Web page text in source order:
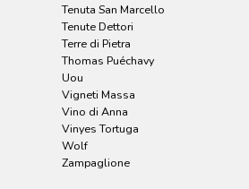
Tenuta San Marcello
Tenute Dettori
Terre di Pietra
Thomas Puéchavy
Uou
Vigneti Massa
Vino di Anna
Vinyes Tortuga
Wolf
Zampaglione